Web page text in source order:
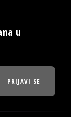
u
PRIJAVI SE